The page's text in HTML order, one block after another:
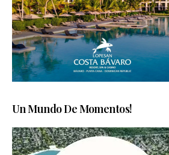
Un Mundo De Momentos!